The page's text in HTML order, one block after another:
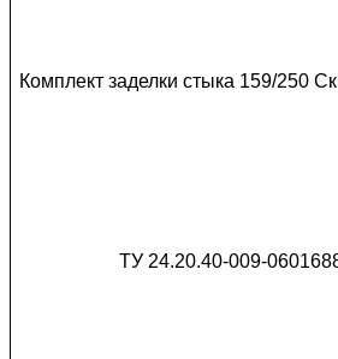
Комплект заделки стыка 159/
ТУ 24.20.40-009-